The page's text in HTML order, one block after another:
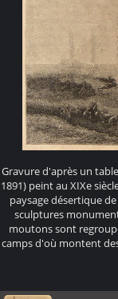
Gravure d'après un
1891) peint au XIXe
paysage désertique
sculptures
moutons sont
camps d'où montent